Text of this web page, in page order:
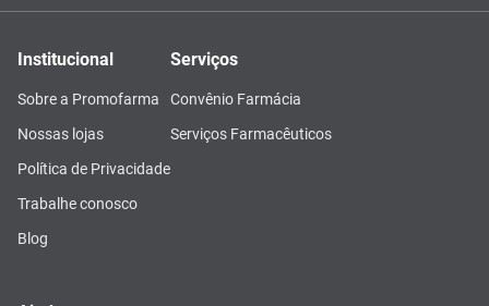
Institucional
Sobre a Promofarma
Nossas lojas
Política de Privacidade
Trabalhe conosco
Blog
Serviços
Convênio Farmácia
Serviços Farmacêuticos